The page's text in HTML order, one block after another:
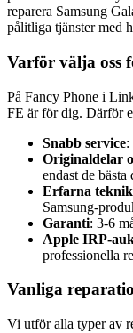
reparera Samsung
pålitliga tjänster med
Varför välja oss
På Fancy Phone i
FE är för dig. Därför
Snabb service:
Originaldelar
endast de bästa
Erfarna
Samsung-
Garanti: 3-6
Apple IRP-
professionella
Vanliga
Vi utför alla typer av